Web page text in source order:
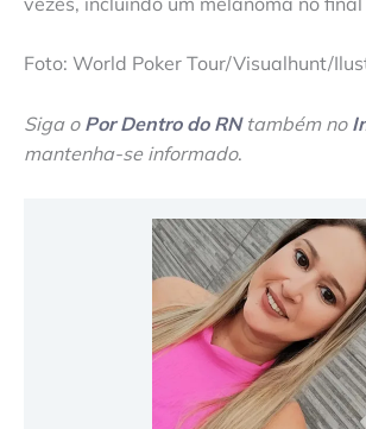
Foto: World Poker Tour/Visualhunt/
Siga o Por Dentro do RNtambém no
mantenha-se informado.